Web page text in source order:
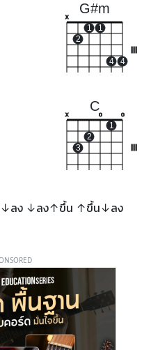
G#m
x
2
1 1
4 4
C
x
3
2
o
1
o
↓ลง ↓ลง↑ขึ้น ↑ขึ้น↓ลง